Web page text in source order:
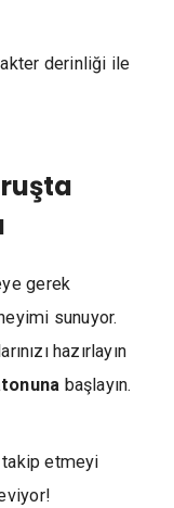
derinliği ile
gerek
sunuyor.
hazırlayın
başlayın.
takip etmeyi